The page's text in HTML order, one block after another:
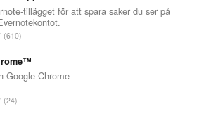
t
a
b
e
y
a
l
t
n
t
a
tillägget för att spara saker du ser på
T
t
a
t
610
Google Chrome
T24